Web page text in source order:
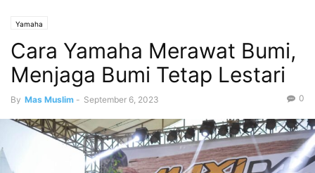
Yamaha
Cara Yamaha Merawat Bumi,
Menjaga Bumi Tetap Lestari
By Mas Muslim - September 6, 2023 0